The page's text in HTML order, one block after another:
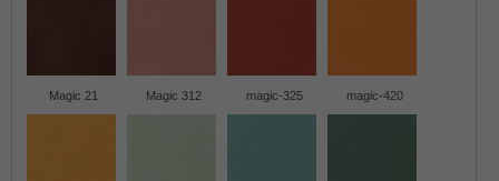
Magic 21 Magic 312 magic-325 magic-420